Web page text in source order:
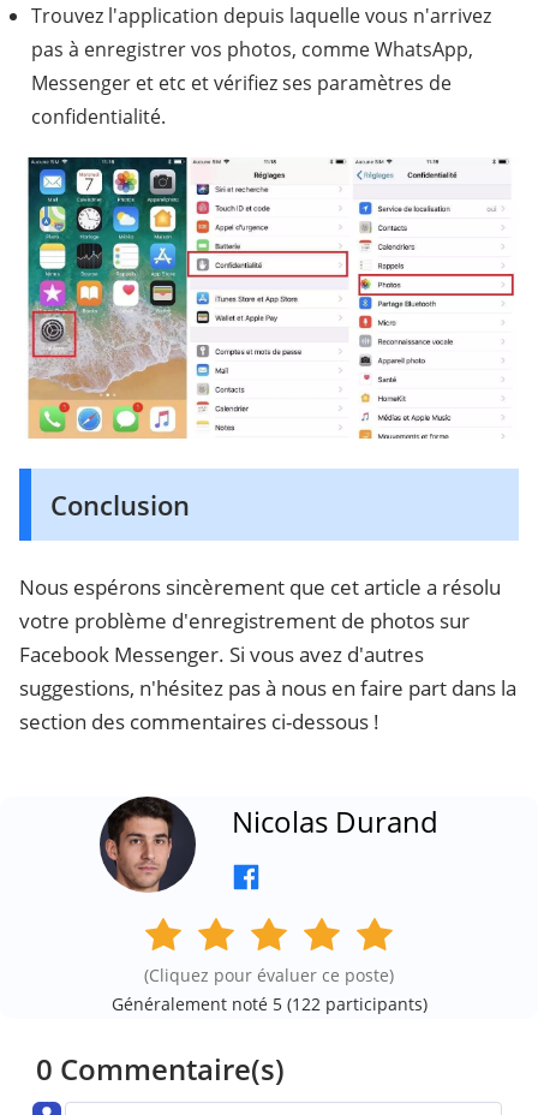
Trouvez l'application depuis laquelle vous n'arrivez
pas à enregistrer vos photos, comme WhatsApp,
Messenger et etc et vérifiez ses paramètres de
confidentialité.
Conclusion
Nous espérons sincèrement que cet article a résolu
votre problème d'enregistrement de photos sur
Facebook Messenger. Si vous avez d'autres
suggestions, n'hésitez pas à nous en faire part dans la
section des commentaires ci-dessous !
Nicolas Durand
(Cliquez pour évaluer ce poste)
Généralement noté 5 (122participants)
0 Commentaire(s)